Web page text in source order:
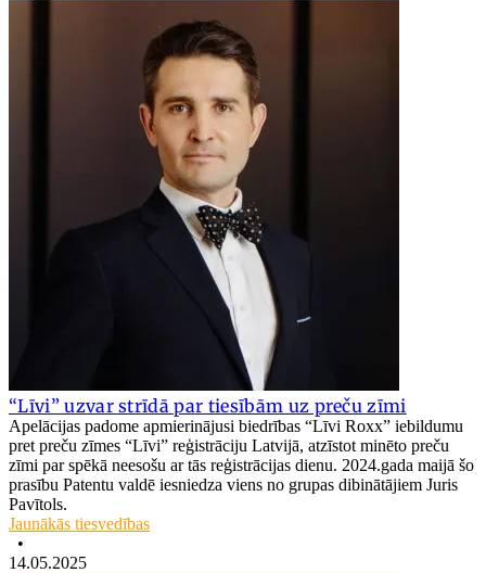
“Līvi” uzvar strīdā par tiesībām uz preču zīmi
Apelācijas padome apmierinājusi biedrības “Līvi Roxx” iebildumu
pret preču zīmes “Līvi” reģistrāciju Latvijā, atzīstot minēto preču
zīmi par spēkā neesošu ar tās reģistrācijas dienu. 2024.gada maijā šo
prasību Patentu valdē iesniedza viens no grupas dibinātājiem Juris
Pavītols.
Jaunākās tiesvedības
•
14.05.2025